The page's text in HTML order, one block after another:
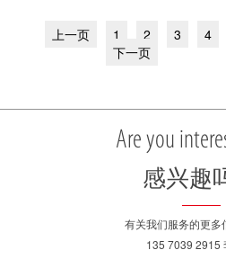
上一页 1 2 3 4
下一页
Are you
感兴趣
有关我们服务的更多
135 7039 2915